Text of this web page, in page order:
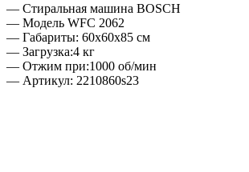
— Стиральная машина BOSCH
— Модель WFC 2062
— Габариты: 60х60х85 см
— Загрузка:4 кг
— Отжим при:1000 об/мин
— Артикул: 2210860s23